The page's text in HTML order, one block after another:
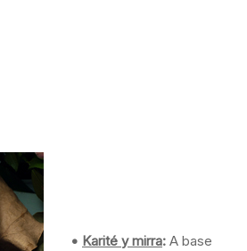
• Karité y mirra: A base